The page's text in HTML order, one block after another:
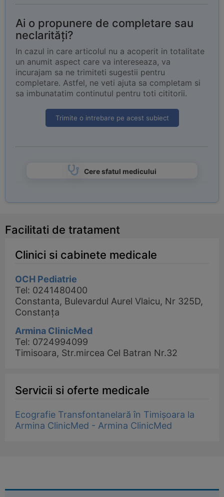
Ai o propunere de completare sau
neclarități?
In cazul in care articolul nu a acoperit in totalitate
un anumit aspect care va intereseaza, va
incurajam sa ne trimiteti sugestii pentru
completare. Astfel, ne veti ajuta sa completam si
sa imbunatatim continutul pentru toti cititorii.
Trimite o intrebare pe acest subiect
Cere sfatul medicului
Facilitati de tratament
Clinici si cabinete medicale
OCH Pediatrie
Tel: 0241480400
Constanta, Bulevardul Aurel Vlaicu, Nr 325D,
Constanța
Armina ClinicMed
Tel: 0724994099
Timisoara, Str.mircea Cel Batran Nr.32
Servicii si oferte medicale
Ecografie Transfontanelară în Timișoara la
Armina ClinicMed - Armina ClinicMed